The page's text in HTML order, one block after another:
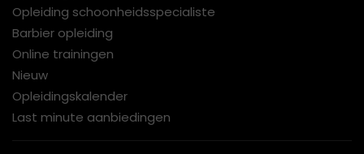
Opleiding schoonheidsspecialiste
Barbier opleiding
Online trainingen
Nieuw
Opleidingskalender
Last minute aanbiedingen